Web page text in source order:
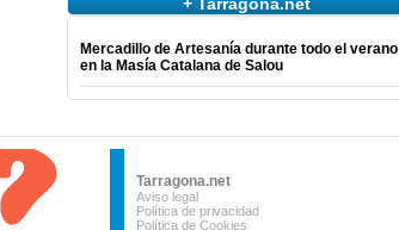
Mercadillo de Artesanía durante todo el verano
en la Masía Catalana de Salou
Tarragona.net
Aviso legal
Política de privacidad
Política de Cookies